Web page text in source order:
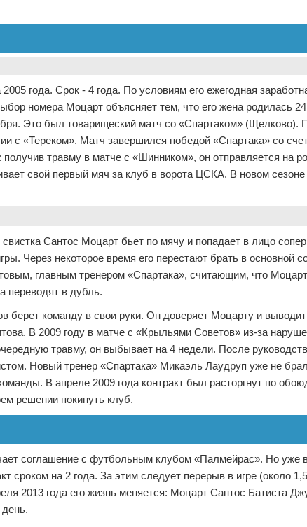
года. Срок - 4 года. По условиям его ежегодная
номера Моцарт объясняет тем, что его жена родилась 24
Это был товарищеский матч со «Спартаком» (Щелково).
с «Тереком». Матч завершился победой «Спартака» со
травму в матче с «Шинником», он отправляется на
свой первый мяч за клуб в ворота ЦСКА. В новом
Сантос Моцарт бьет по мячу и попадает в лицо
Через некоторое время его перестают брать в основной
главным тренером «Спартака», считающим, что Моцарт
переводят в дубль.
берет команду в свои руки. Он доверяет Моцарту и выводит
В 2009 году в матче с «Крыльями Советов» из-за
травму, он выбывает на 4 недели. После
Новый тренер «Спартака» Микаэль Лаудруп уже не брал
В апреле 2009 года контракт был расторгнут по
решении покинуть клуб.
соглашение с футбольным клубом «Палмейрас». Но уже
сроком на 2 года. За этим следует перерыв в игре (около
2013 года его жизнь меняется: Моцарт Сантос Батиста